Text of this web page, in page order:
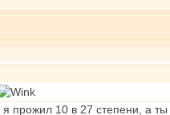
прожил 10 в 27 степени, а